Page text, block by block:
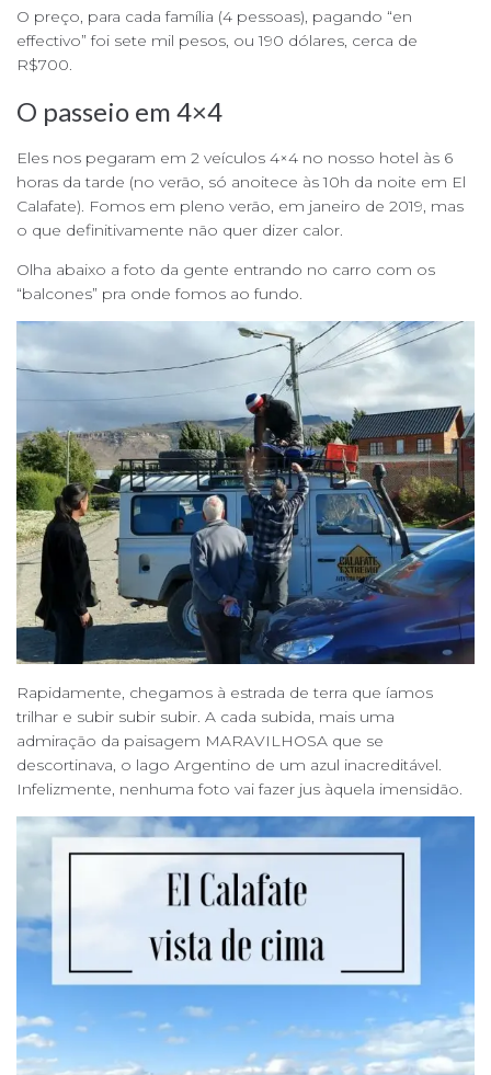
O preço, para cada família (4 pessoas), pagando “en
effectivo” foi sete mil pesos, ou 190 dólares, cerca de
R$700.
O passeio em 4×4
Eles nos pegaram em 2 veículos 4×4 no nosso hotel às 6
horas da tarde (no verão, só anoitece às 10h da noite em El
Calafate). Fomos em pleno verão, em janeiro de 2019, mas
o que definitivamente não quer dizer calor.
Olha abaixo a foto da gente entrando no carro com os
“balcones” pra onde fomos ao fundo.
Rapidamente, chegamos à estrada de terra que íamos
trilhar e subir subir subir. A cada subida, mais uma
admiração da paisagem MARAVILHOSA que se
descortinava, o lago Argentino de um azul inacreditável.
Infelizmente, nenhuma foto vai fazer jus àquela imensidão.